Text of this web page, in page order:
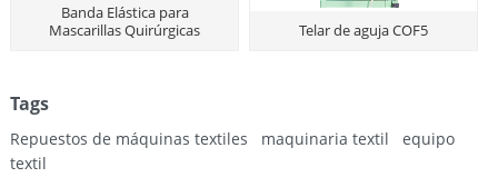
Banda Elástica para
Mascarillas Quirúrgicas
Telar de aguja COF5
Tags
Repuestos de máquinas textiles maquinaria textil
equipo
textil